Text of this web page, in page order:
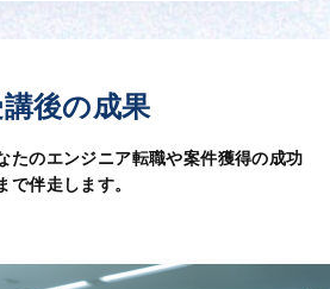
後の成果
たのエンジニア転職や案件獲得の成功
で伴走します。